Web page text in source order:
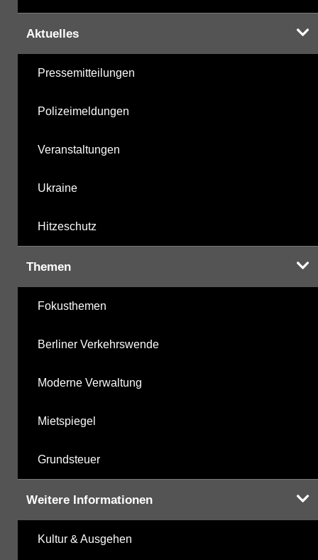
Aktuelles
Pressemitteilungen
Polizeimeldungen
Veranstaltungen
Ukraine
Hitzeschutz
Themen
Fokusthemen
Berliner Verkehrswende
Moderne Verwaltung
Mietspiegel
Grundsteuer
Weitere Informationen
Kultur & Ausgehen